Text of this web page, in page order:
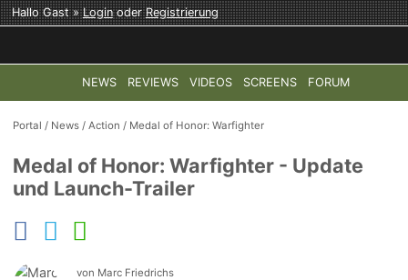
Hallo Gast »LoginoderRegistrierung
NEWS REVIEWS VIDEOS SCREENS FORUM
TOP-THEMEN: COD: MODERN WARFARE 4 HALO:
Portal / News /Action / Medal of Honor: Warfighter
Medal of Honor: Warfighter - Update
und Launch-Trailer
von Marc Friedrichs